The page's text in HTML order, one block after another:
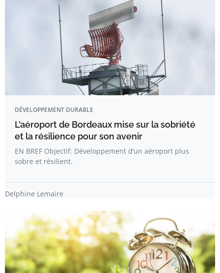
DÉVELOPPEMENT DURABLE
L’aéroport de Bordeaux mise sur la sobriété
et la résilience pour son avenir
EN BREF Objectif: Développement d’un aéroport plus
sobre et résilient.
Delphine Lemaire